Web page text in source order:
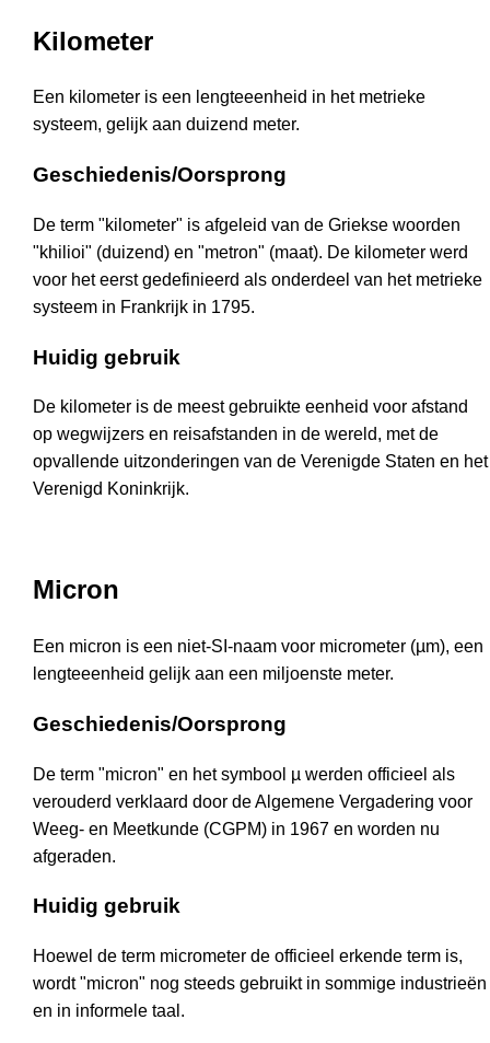
Kilometer
Een kilometer is een lengteeenheid in het metrieke
systeem, gelijk aan duizend meter.
Geschiedenis/Oorsprong
De term "kilometer" is afgeleid van de Griekse woorden
"khilioi" (duizend) en "metron" (maat). De kilometer werd
voor het eerst gedefinieerd als onderdeel van het metrieke
systeem in Frankrijk in 1795.
Huidig gebruik
De kilometer is de meest gebruikte eenheid voor afstand
op wegwijzers en reisafstanden in de wereld, met de
opvallende uitzonderingen van de Verenigde Staten en het
Verenigd Koninkrijk.
Micron
Een micron is een niet-SI-naam voor micrometer (µm), een
lengteeenheid gelijk aan een miljoenste meter.
Geschiedenis/Oorsprong
De term "micron" en het symbool µ werden officieel als
verouderd verklaard door de Algemene Vergadering voor
Weeg- en Meetkunde (CGPM) in 1967 en worden nu
afgeraden.
Huidig gebruik
Hoewel de term micrometer de officieel erkende term is,
wordt "micron" nog steeds gebruikt in sommige industrieën
en in informele taal.